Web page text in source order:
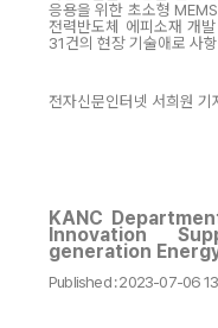
응용을 위한 초소형
전력반도체 에피소재 개
31건의 현장 기술애로 사
전자신문인터넷 서희원
KANC
Innovation
generation
Published : 2023-07-06